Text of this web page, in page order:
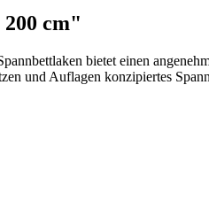
cm"
bietet einen
und Auflagen konzipiertes